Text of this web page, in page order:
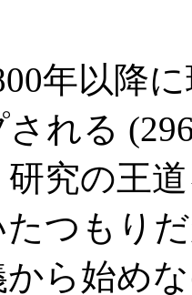
年以降
れる
究の王
つもり
ら始め